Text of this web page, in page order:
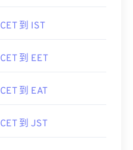
CET 到 IST
CET 到 EET
CET 到 EAT
CET 到 JST